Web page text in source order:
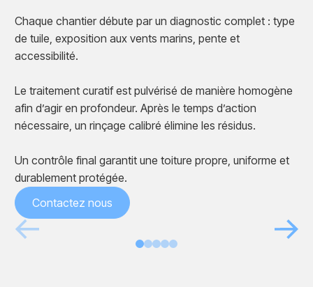
Avant Après
Chaque chantier débute par un diagnostic complet : type
de tuile, exposition aux vents marins, pente et
accessibilité.
Le traitement curatif est pulvérisé de manière homogène
afin d’agir en profondeur. Après le temps d’action
nécessaire, un rinçage calibré élimine les résidus.
Un contrôle final garantit une toiture propre, uniforme et
durablement protégée.
Contactez nous